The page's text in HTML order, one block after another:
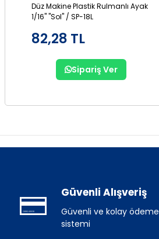
Düz Makine Plastik Rulmanlı Ayak
1/16" "Sol" / SP-18L
82,28 TL
Sipariş Ver
Güvenli Alışveriş
Güvenli ve kolay ödeme
sistemi